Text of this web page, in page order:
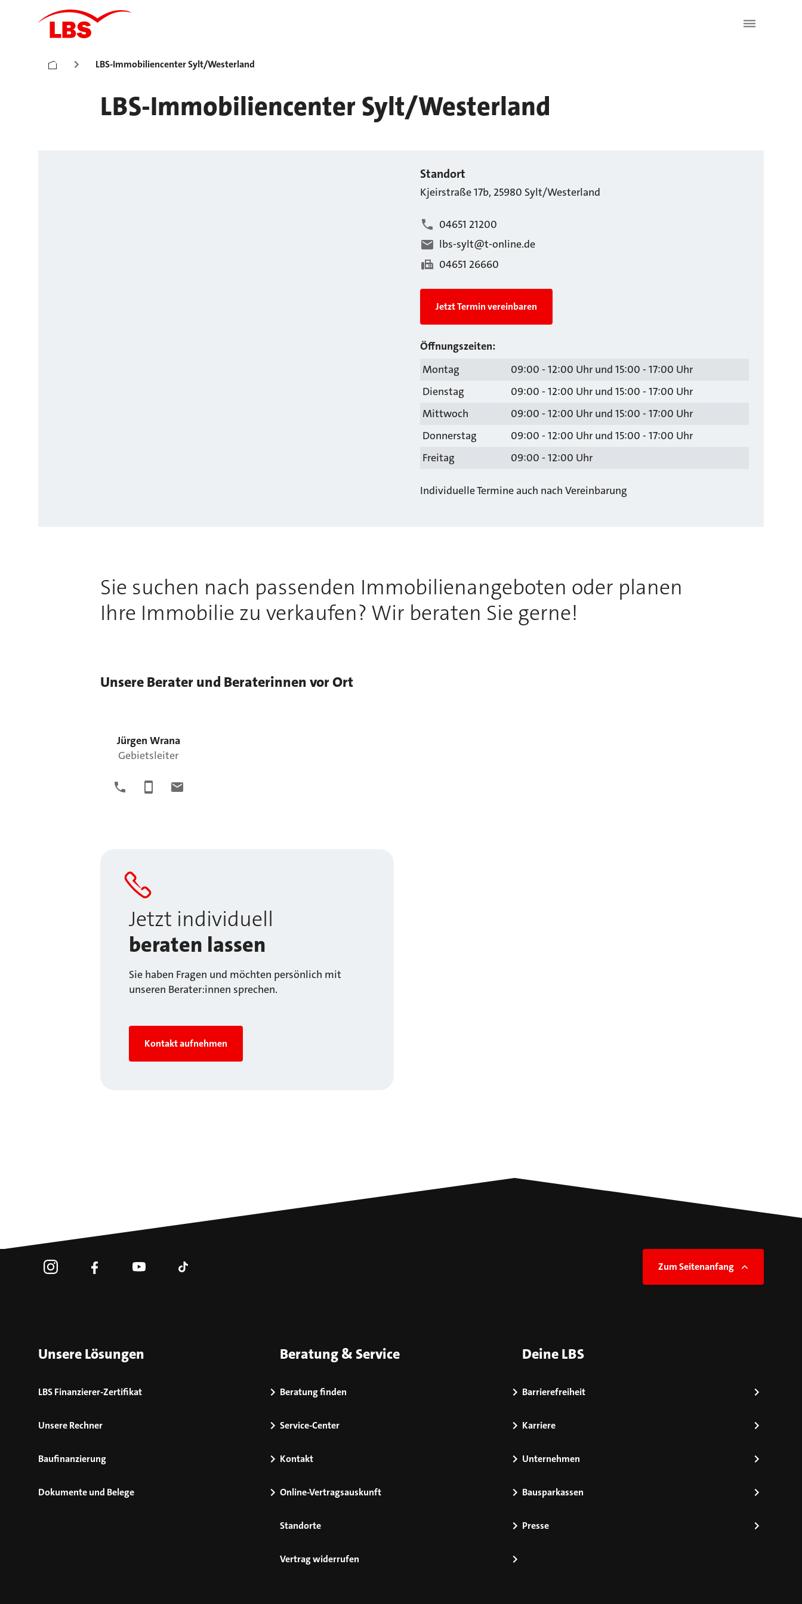
LBS-Immobiliencenter Sylt/Westerland
LBS-Immobiliencenter Sylt/Westerland
Standort
Kjeirstraße17b, 25980 Sylt/Westerland
04651 21200
lbs-sylt@t-online.de
04651 26660
Jetzt Termin vereinbaren
Öffnungszeiten:
Montag
09:00 - 12:00 Uhr und 15:00 - 17:00 Uhr
Dienstag
09:00 - 12:00 Uhr und 15:00 - 17:00 Uhr
Mittwoch
09:00 - 12:00 Uhr und 15:00 - 17:00 Uhr
Donnerstag
09:00 - 12:00 Uhr und 15:00 - 17:00 Uhr
Freitag
09:00 - 12:00 Uhr
Individuelle Termine auch nach Vereinbarung
Sie suchen nach passenden Immobilienangeboten oder planen
Ihre Immobilie zu verkaufen? Wir beraten Sie gerne!
Unsere Berater und Beraterinnen vor Ort
Jürgen Wrana
Gebietsleiter
Jetzt individuell
beraten lassen
Sie haben Fragen und möchten persönlich mit
unseren Berater:innen sprechen.
Kontakt aufnehmen
Zum Seitenanfang
Unsere Lösungen
LBS Finanzierer-Zertifikat
Unsere Rechner
Baufinanzierung
Dokumente und Belege
Beratung & Service
Beratung finden
Service-Center
Kontakt
Online-Vertragsauskunft
Standorte
Vertrag widerrufen
Deine LBS
Barrierefreiheit
Karriere
Unternehmen
Bausparkassen
Presse